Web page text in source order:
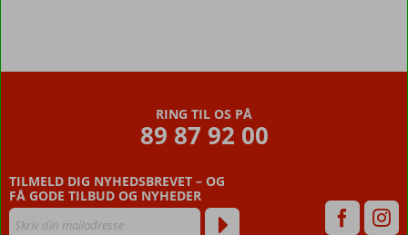
RING TIL OS PÅ
89 87 92 00
TILMELD DIG NYHEDSBREVET – OG
FÅ GODE TILBUD OG NYHEDER